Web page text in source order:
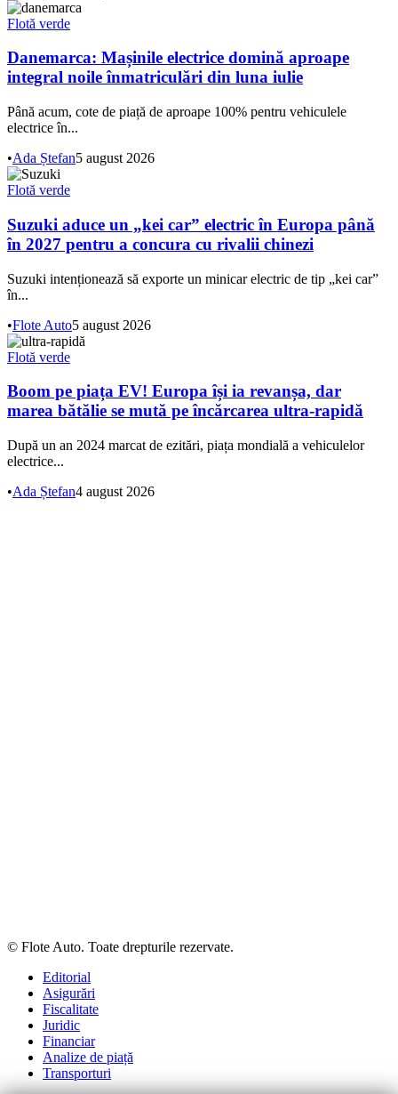
Flotă verde
Danemarca: Mașinile electrice domină aproape
integral noile înmatriculări din luna iulie
Până acum, cote de piață de aproape 100% pentru vehiculele
electrice în...
•Ada Ștefan5 august 2026
Flotă verde
Suzuki aduce un „kei car” electric în Europa până
în 2027 pentru a concura cu rivalii chinezi
Suzuki intenționează să exporte un minicar electric de tip „kei car”
în...
•Flote Auto5 august 2026
Flotă verde
Boom pe piața EV! Europa își ia revanșa, dar
marea bătălie se mută pe încărcarea ultra-rapidă
După un an 2024 marcat de ezitări, piața mondială a vehiculelor
electrice...
•Ada Ștefan4 august 2026
© Flote Auto. Toate drepturile rezervate.
Editorial
Asigurări
Fiscalitate
Juridic
Financiar
Analize de piață
Transporturi